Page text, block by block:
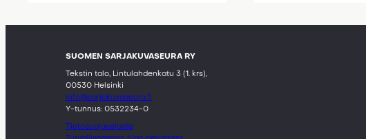
SUOMEN SARJAKUVASEURA RY
Tekstin talo, Lintulahdenkatu 3 (1. krs),
00530 Helsinki
info@sarjakuvaseura.fi
Y-tunnus: 0532234-0
Tietosuojaseloste